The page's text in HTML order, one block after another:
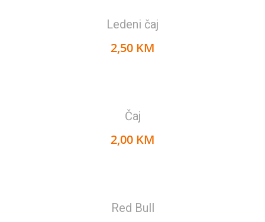
Ledeni čaj
2,50 KM
Čaj
2,00 KM
Red Bull